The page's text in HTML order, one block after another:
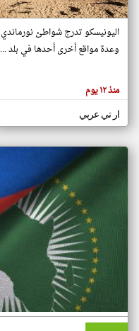
هنا عن
وجهة
كاتبيها.
اليونيسكو تدرج شواطئ نورماندي
وعدة مواقع أخرى أحدها في بلد ...
منذ ١٢ يوم
ار تي عربي